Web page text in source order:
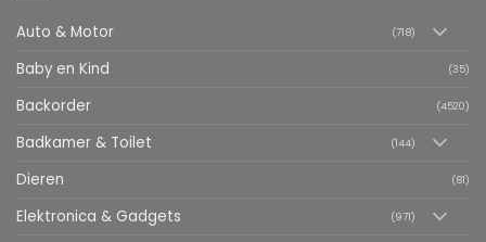
Auto & Motor (718)
Baby en Kind (35)
Backorder (4520)
Badkamer & Toilet (144)
Dieren (81)
Elektronica & Gadgets (971)